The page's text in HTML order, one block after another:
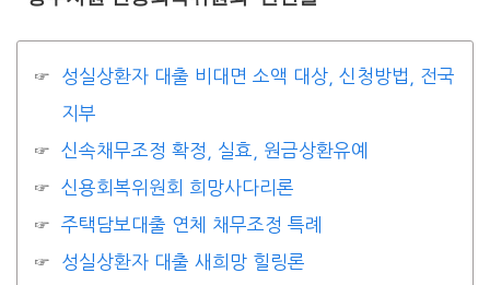
성실상환자 대출 비대면 소액 대상, 신청방법, 전국
지부
신속채무조정 확정, 실효, 원금상환유예
신용회복위원회 희망사다리론
주택담보대출 연체 채무조정 특례
성실상환자 대출 새희망 힐링론